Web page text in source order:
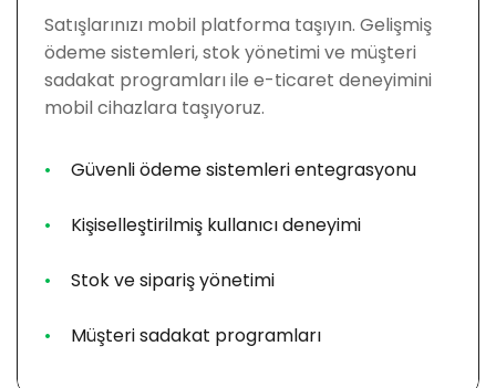
Satışlarınızı mobil platforma taşıyın. Gelişmiş
ödeme sistemleri, stok yönetimi ve müşteri
sadakat programları ile e-ticaret deneyimini
mobil cihazlara taşıyoruz.
Güvenli ödeme sistemleri entegrasyonu
Kişiselleştirilmiş kullanıcı deneyimi
Stok ve sipariş yönetimi
Müşteri sadakat programları